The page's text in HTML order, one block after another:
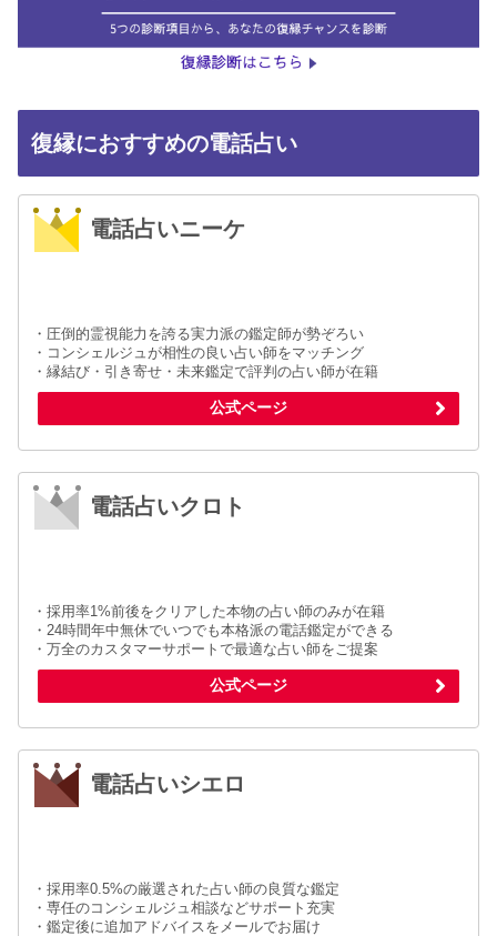
復縁におすすめの電話占い
電話占いニーケ
・圧倒的霊視能力を誇る実力派の鑑定師が勢ぞろい
・コンシェルジュが相性の良い占い師をマッチング
・縁結び・引き寄せ・未来鑑定で評判の占い師が在籍
公式ページ
電話占いクロト
・採用率1%前後をクリアした本物の占い師のみが在籍
・24時間年中無休でいつでも本格派の電話鑑定ができる
・万全のカスタマーサポートで最適な占い師をご提案
公式ページ
電話占いシエロ
・採用率0.5%の厳選された占い師の良質な鑑定
・専任のコンシェルジュ相談などサポート充実
・鑑定後に追加アドバイスをメールでお届け